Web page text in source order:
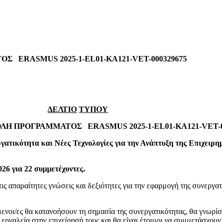
2025-1-EL01-KA121-VET-000329675
ΔΕΛΤΙΟ ΤΥΠΟΥ
ΠΡΟΓΡΑΜΜΑΤΟΣ ERASMUS 2025-1-EL01-KA121-VET-
και Νέες Τεχνολογίες για την Ανάπτυξη της
για 22συμμετέχοντες.
γνώσεις και δεξιότητες για την εφαρμογή της
ες θα κατανοήσουν τη σημασία της συνεργατικότητας, θα
στην επιχείρησή τους και θα είναι έτοιμοι να